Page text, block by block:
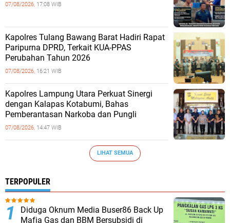
07/08/2026, 17:08 WIB
Kapolres Tulang Bawang Barat Hadiri Rapat
Paripurna DPRD, Terkait KUA-PPAS
Perubahan Tahun 2026
07/08/2026, 16:21 WIB
Kapolres Lampung Utara Perkuat Sinergi
dengan Kalapas Kotabumi, Bahas
Pemberantasan Narkoba dan Pungli
07/08/2026, 14:47 WIB
LIHAT SEMUA
TERPOPULER
Diduga Oknum Media Buser86 Back Up
Mafia Gas dan BBM Bersubsidi di